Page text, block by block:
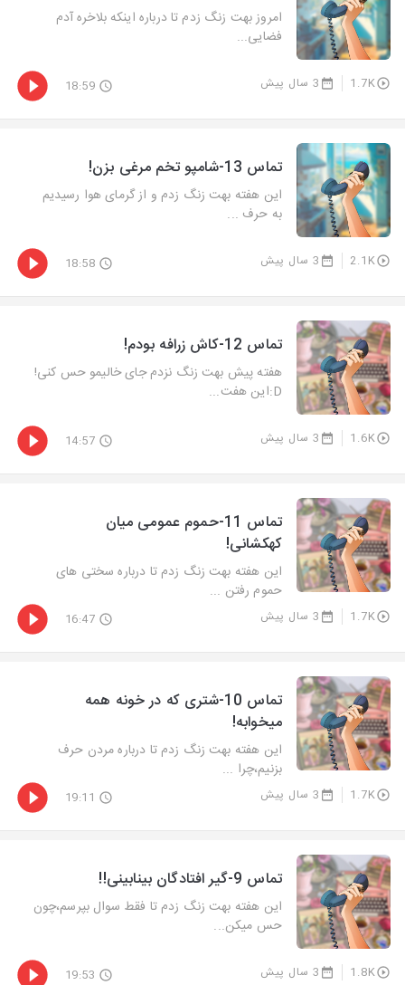
امروز بهت زنگ زدم تا درباره اینکه بلاخره آدم
فضایی...
1.7K 3 سال پیش 18:59
تماس 13-شامپو تخم مرغی بزن!
این هفته بهت زنگ زدم و از گرمای هوا رسیدیم
به حرف ...
2.1K 3 سال پیش 18:58
تماس 12-کاش زرافه بودم!
هفته پیش بهت زنگ نزدم جای خالیمو حس کنی!
D:این هفت...
1.6K 3 سال پیش 14:57
تماس 11-حموم عمومی میان
کهکشانی!
این هفته بهت زنگ زدم تا درباره سختی های
حموم رفتن ...
1.7K 3 سال پیش 16:47
تماس 10-شتری که در خونه همه
میخوابه!
این هفته بهت زنگ زدم تا درباره مردن حرف
بزنیم،چرا ...
1.7K 3 سال پیش 19:11
تماس 9-گیر افتادگان بینابینی!!
این هفته بهت زنگ زدم تا فقط سوال بپرسم،چون
حس میکن...
1.8K 3 سال پیش 19:53